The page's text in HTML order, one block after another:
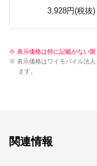
3,928円(税抜)
※ 表示価格は特に記載がない限
※ 表示価格はワイモバイル法
ます。
関連情報